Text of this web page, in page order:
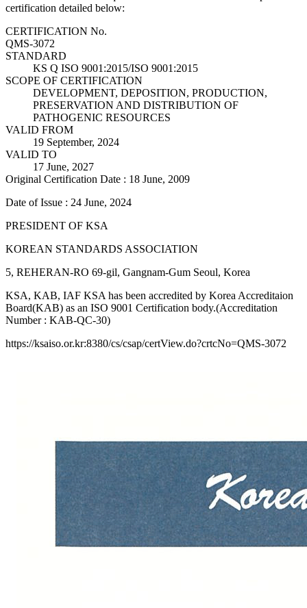
certification detailed below:
CERTIFICATION No.
QMS-3072
STANDARD
KS Q ISO 9001:2015/ISO 9001:2015
SCOPE OF CERTIFICATION
DEVELOPMENT, DEPOSITION, PRODUCTION,
PRESERVATION AND DISTRIBUTION OF
PATHOGENIC RESOURCES
VALID FROM
19 September, 2024
VALID TO
17 June, 2027
Original Certification Date : 18 June, 2009
Date of Issue : 24 June, 2024
PRESIDENT OF KSA
KOREAN STANDARDS ASSOCIATION
5, REHERAN-RO 69-gil, Gangnam-Gum Seoul, Korea
KSA, KAB, IAF KSA has been accredited by Korea Accreditaion
Board(KAB) as an ISO 9001 Certification body.(Accreditation
Number : KAB-QC-30)
https://ksaiso.or.kr:8380/cs/csap/certView.do?crtcNo=QMS-3072